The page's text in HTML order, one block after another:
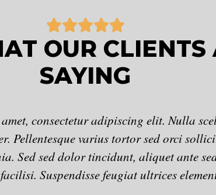
5
/
5
OUR CLIENTS
SAYING
consectetur adipiscing elit. Nulla
Pellentesque varius tortor sed orci
Sed sed dolor tincidunt, aliquet ante
Suspendisse feugiat ultrices